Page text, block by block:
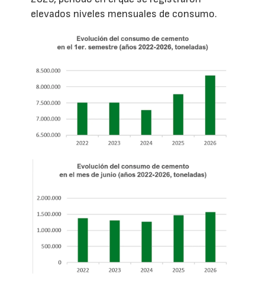
elevados niveles mensuales de consumo.